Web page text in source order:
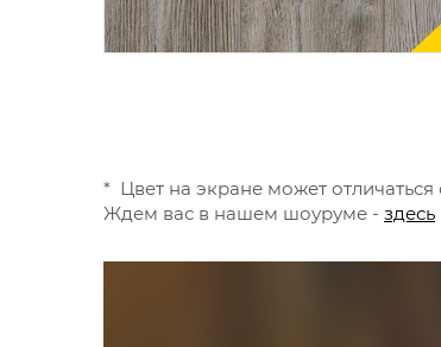
* Цвет на экране может отличаться
Ждем вас в нашем шоуруме - здесь